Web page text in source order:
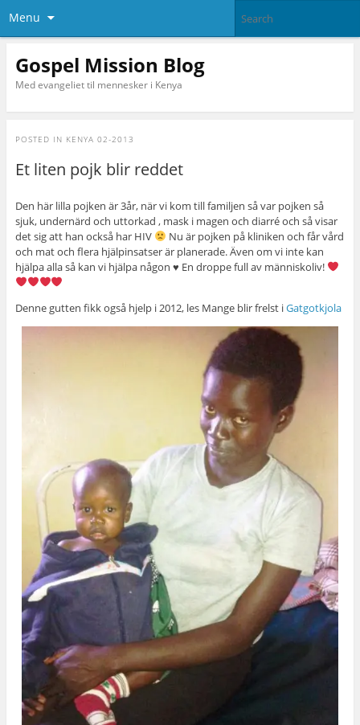
Menu
Gospel Mission Blog
Med evangeliet til mennesker i Kenya
POSTED IN KENYA 02-2013
Et liten pojk blir reddet
Den här lilla pojken är 3år, när vi kom till familjen så var pojken så
sjuk, undernärd och uttorkad , mask i magen och diarré och så visar
det sig att han också har HIV
Nu är pojken på kliniken och får vård
och mat och flera hjälpinsatser är planerade. Även om vi inte kan
hjälpa alla så kan vi hjälpa någon ♥ En droppe full av människoliv!
Denne gutten fikk også hjelp i 2012, les Mange blir frelst iGatgotkjola